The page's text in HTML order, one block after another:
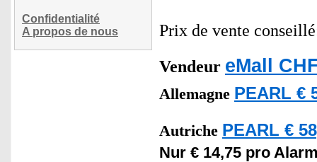
Confidentialité
A propos de nous
Prix de vente
Vendeur eMall
Allemagne PEARL €
Autriche PEARL €
Nur € 14,75 pro